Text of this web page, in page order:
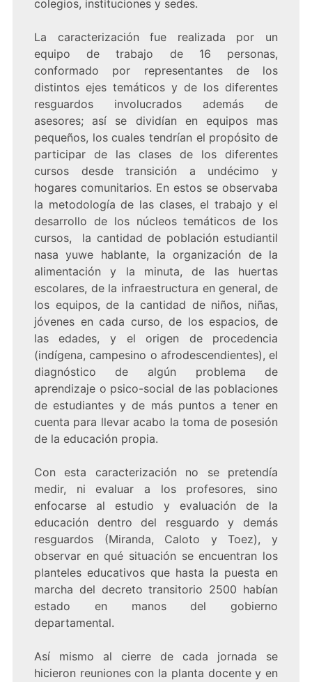
colegios, instituciones y sedes.
La caracterización fue realizada por un
equipo de trabajo de 16 personas,
conformado por representantes de los
distintos ejes temáticos y de los diferentes
resguardos involucrados además de
asesores; así se dividían en equipos mas
pequeños, los cuales tendrían el propósito de
participar de las clases de los diferentes
cursos desde transición a undécimo y
hogares comunitarios. En estos se observaba
la metodología de las clases, el trabajo y el
desarrollo de los núcleos temáticos de los
cursos, la cantidad de población estudiantil
nasa yuwe hablante, la organización de la
alimentación y la minuta, de las huertas
escolares, de la infraestructura en general, de
los equipos, de la cantidad de niños, niñas,
jóvenes en cada curso, de los espacios, de
las edades, y el origen de procedencia
(indígena, campesino o afrodescendientes), el
diagnóstico de algún problema de
aprendizaje o psico-social de las poblaciones
de estudiantes y de más puntos a tener en
cuenta para llevar acabo la toma de posesión
de la educación propia.
Con esta caracterización no se pretendía
medir, ni evaluar a los profesores, sino
enfocarse al estudio y evaluación de la
educación dentro del resguardo y demás
resguardos (Miranda, Caloto y Toez), y
observar en qué situación se encuentran los
planteles educativos que hasta la puesta en
marcha del decreto transitorio 2500 habían
estado en manos del gobierno
departamental.
Así mismo al cierre de cada jornada se
hicieron reuniones con la planta docente y en